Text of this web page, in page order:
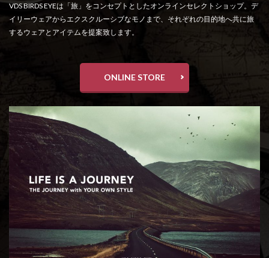
VDS BIRDS EYEは「旅」をコンセプトとしたオンラインセレクトショップ。デ
イリーウェアからエクスクルーシブなモノまで、それぞれの目的地へ共に旅
するウェアとアイテムを提案致します。
ONLINE STORE